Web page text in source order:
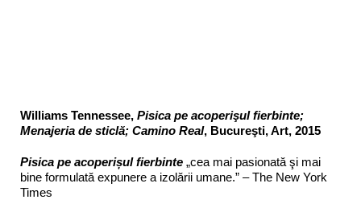
Williams Tennessee, Pisica pe acoperişul fierbinte;
Menajeria de sticlă; Camino Real, Bucureşti, Art, 2015
Pisica pe acoperișul fierbinte „cea mai pasionată şi mai
bine formulată expunere a izolării umane.” – The New York
Times